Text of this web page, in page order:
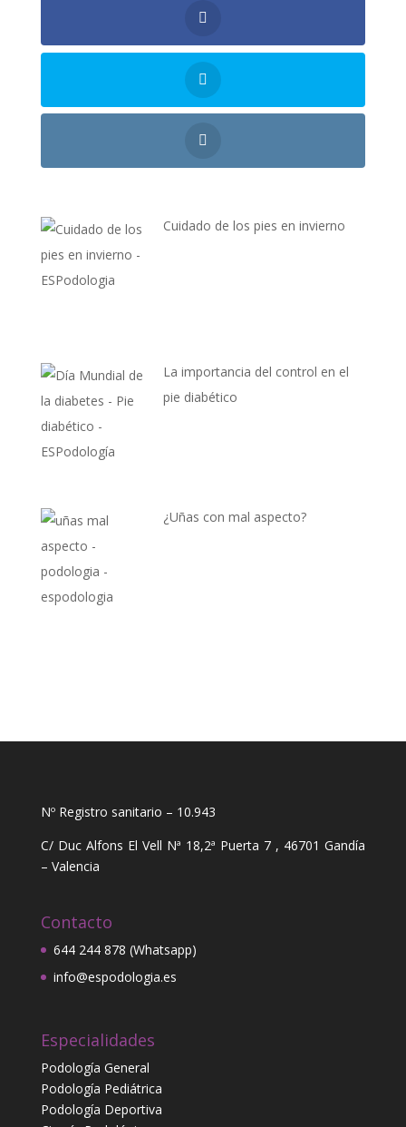
Cuidado de los pies en invierno
La importancia del control en el
pie diabético
¿Uñas con mal aspecto?
Nº Registro sanitario – 10.943
C/ Duc Alfons El Vell Nª 18,2ª Puerta 7 , 46701 Gandía
– Valencia
Contacto
644 244 878 (Whatsapp)
info@espodologia.es
Especialidades
Podología General
Podología Pediátrica
Podología Deportiva